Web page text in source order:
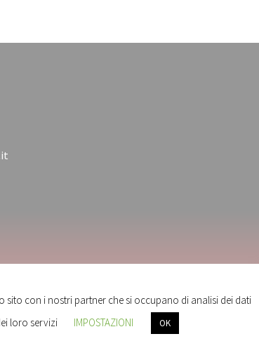
con i nostri partner che si occupano di analisi dei dati
loro servizi
IMPOSTAZIONI OK